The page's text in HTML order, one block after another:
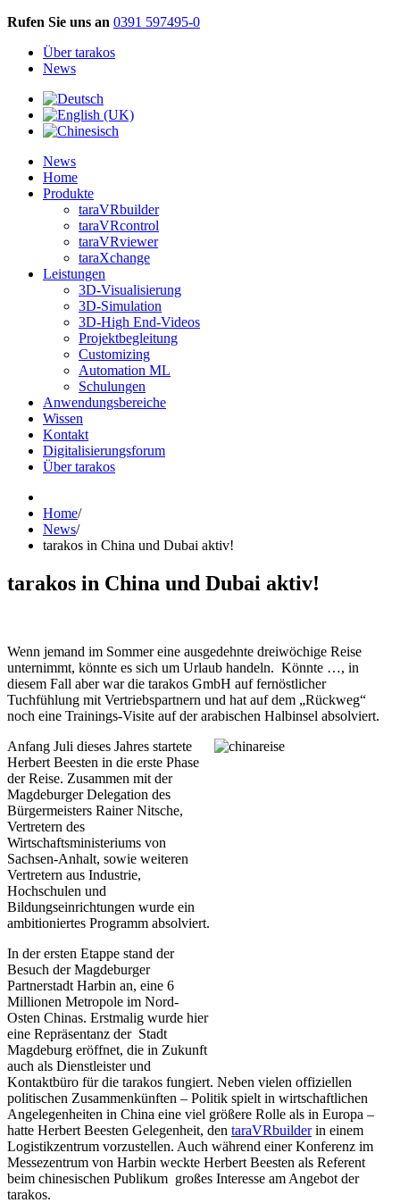
Rufen Sie uns an 0391 597495-0
Über tarakos
News
News
Home
Produkte
taraVRbuilder
taraVRcontrol
taraVRviewer
taraXchange
Leistungen
3D-Visualisierung
3D-Simulation
3D-High End-Videos
Projektbegleitung
Customizing
Automation ML
Schulungen
Anwendungsbereiche
Wissen
Kontakt
Digitalisierungsforum
Über tarakos
Home/
News/
tarakos in China und Dubai aktiv!
tarakos in China und Dubai aktiv!
Wenn jemand im Sommer eine ausgedehnte dreiwöchige Reise
unternimmt, könnte es sich um Urlaub handeln. Könnte …, in
diesem Fall aber war die tarakos GmbH auf fernöstlicher
Tuchfühlung mit Vertriebspartnern und hat auf dem „Rückweg“
noch eine Trainings-Visite auf der arabischen Halbinsel absolviert.
Anfang Juli dieses Jahres startete
Herbert Beesten in die erste Phase
der Reise. Zusammen mit der
Magdeburger Delegation des
Bürgermeisters Rainer Nitsche,
Vertretern des
Wirtschaftsministeriums von
Sachsen-Anhalt, sowie weiteren
Vertretern aus Industrie,
Hochschulen und
Bildungseinrichtungen wurde ein
ambitioniertes Programm absolviert.
In der ersten Etappe stand der
Besuch der Magdeburger
Partnerstadt Harbin an, eine 6
Millionen Metropole im Nord-
Osten Chinas. Erstmalig wurde hier
eine Repräsentanz der Stadt
Magdeburg eröffnet, die in Zukunft
auch als Dienstleister und
Kontaktbüro für die tarakos fungiert. Neben vielen offiziellen
politischen Zusammenkünften – Politik spielt in wirtschaftlichen
Angelegenheiten in China eine viel größere Rolle als in Europa –
hatte Herbert Beesten Gelegenheit, den taraVRbuilderin einem
Logistikzentrum vorzustellen. Auch während einer Konferenz im
Messezentrum von Harbin weckte Herbert Beesten als Referent
beim chinesischen Publikum großes Interesse am Angebot der
tarakos.